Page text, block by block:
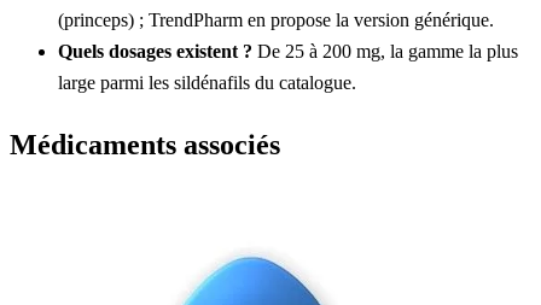
(princeps) ; TrendPharm en propose la version générique.
Quels dosages existent ? De 25 à 200 mg, la gamme la plus
large parmi les sildénafils du catalogue.
Médicaments associés